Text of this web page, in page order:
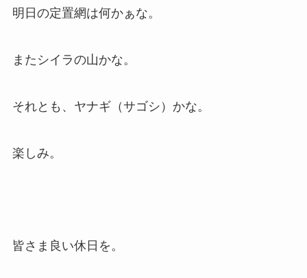
明日の定置網は何かぁな。
またシイラの山かな。
それとも、ヤナギ（サゴシ）かな。
楽しみ。
皆さま良い休日を。